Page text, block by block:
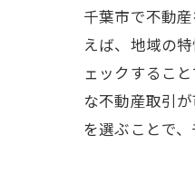
千葉市で不動
えば、地域の
ェックするこ
な不動産取引
を選ぶことで